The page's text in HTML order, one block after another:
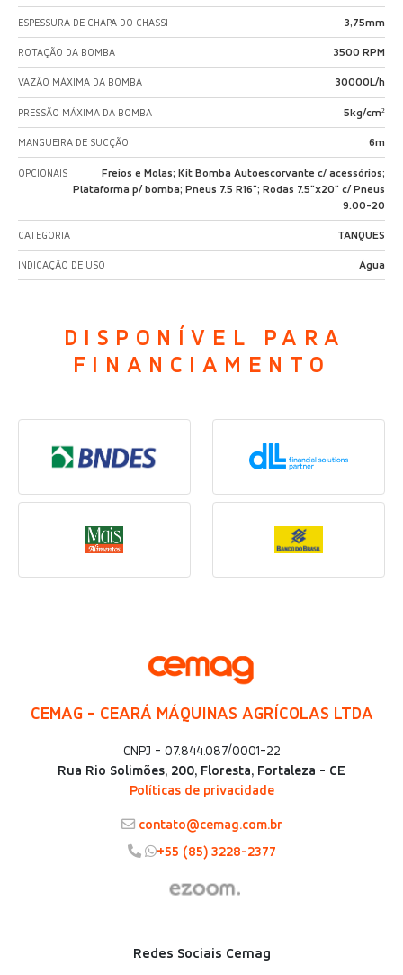
ESPESSURA DE CHAPA DO CHASSI 3,75mm
ROTAÇÃO DA BOMBA 3500 RPM
VAZÃO MÁXIMA DA BOMBA 30000L/h
PRESSÃO MÁXIMA DA BOMBA 5kg/cm²
MANGUEIRA DE SUCÇÃO 6m
OPCIONAIS
Freios e Molas; Kit Bomba Autoescorvante c/ acessórios;
Plataforma p/ bomba; Pneus 7.5 R16"; Rodas 7.5"x20" c/ Pneus
9.00-20
CATEGORIA TANQUES
INDICAÇÃO DE USO Água
DISPONÍVEL PARA
FINANCIAMENTO
CEMAG - CEARÁ MÁQUINAS AGRÍCOLAS LTDA
CNPJ - 07.844.087/0001-22
Rua Rio Solimões, 200, Floresta, Fortaleza - CE
Políticas de privacidade
contato@cemag.com.br
+55 (85) 3228-2377
Redes Sociais Cemag